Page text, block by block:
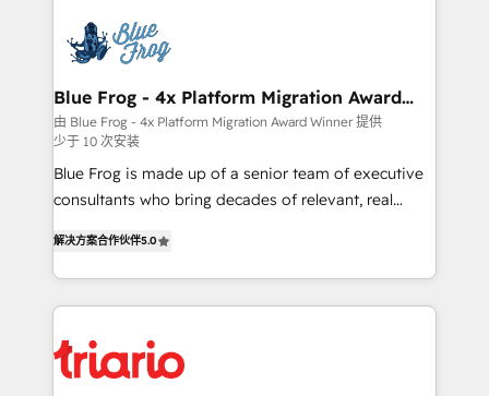
team of 25+ experts Contact us today to help you
get more from your investment in HubSpot.
Implementation partner, we provide expertise to
drive your business forward. Since 2015 we are fully
dedicated to HubSpot and with an experienced
team (50+), we work with reputable companies in
B2B sectors such as manufacturing, SaaS and
business services. We prepare a customized
business case that demonstrates the value and
detailed financial rationale with a focus on ROI and
TCO. As a trusted extension of your team, we
believe in the power of partnership. Together, we
business up for long-term success. Unlock your
business. If not now, when?
Blue Frog - 4x Platform Migration Award
Winner
由 Blue Frog - 4x Platform Migration Award Winner 提供
少于 10 次安装
Blue Frog is made up of a senior team of executive
consultants who bring decades of relevant, real
Frog is a top, trusted partner in HubSpot's
ecosystem for a reason. Their team brings over a
decade of experience to the table, along with deep
for driving growth. They are committed to helping
our customers grow and finding solutions that fit
解决方案合作伙伴5.0